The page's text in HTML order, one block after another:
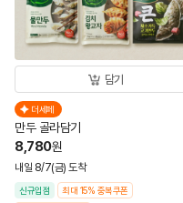
담기
더세페
만두 골라담기
8,780원
내일 8/7(금) 도착
신규입점
최대 15% 중복쿠폰